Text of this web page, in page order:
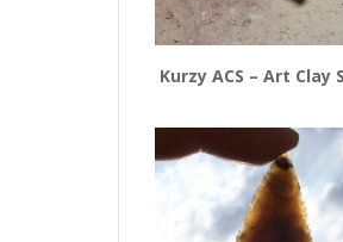
Kurzy ACS – Art Clay